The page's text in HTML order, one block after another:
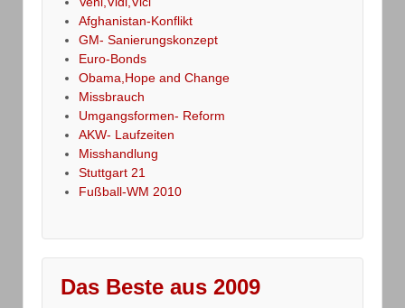
Afghanistan-Konflikt
GM- Sanierungskonzept
Euro-Bonds
Obama,Hope and Change
Missbrauch
Umgangsformen- Reform
AKW- Laufzeiten
Misshandlung
Stuttgart 21
Fußball-WM 2010
Das Beste aus 2009